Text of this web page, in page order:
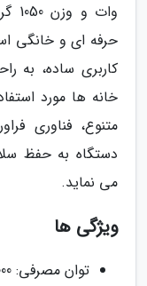
حرفه ای و خانگی
کاربری ساده، به
خانه ها مورد
متنوع، فناوری
دستگاه به حفظ
می نماید.
ویژگی ها
توان مصرفی: 9000 وات